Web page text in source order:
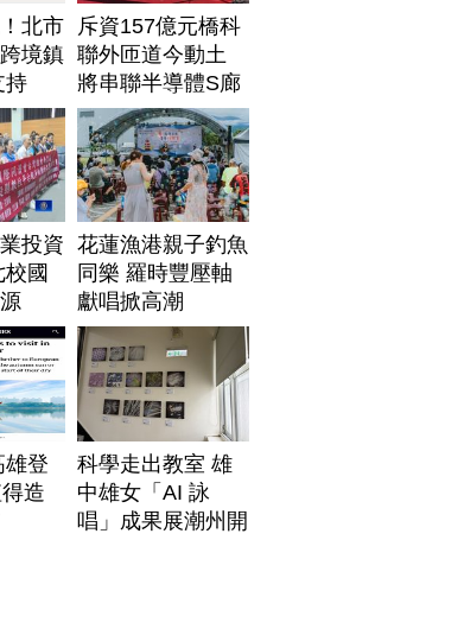
北市
境鎮
持
斥資157億元橋科
聯外匝道今動土
將串聯半導體S廊
帶
投資
國
花蓮漁港親子釣魚
同樂 羅時豐壓軸
獻唱掀高潮
雄登
造
科學走出教室 雄
中雄女「AI 詠
唱」成果展潮州開